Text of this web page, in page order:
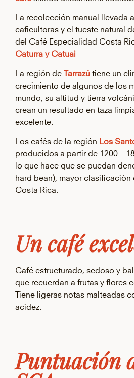
La recolección manual llevada
caficultoras y el tueste natural
del Café Especialidad Costa
Caturra y Catuai
La región de Tarrazú tiene un
crecimiento de algunos de los
mundo, su altitud y tierra
crean un resultado en taza
excelente.
Los cafés de la región Los
producidos a partir de 1200 –
lo que hace que se puedan
hard bean), mayor clasificación
Costa Rica.
Un café
Café estructurado, sedoso y
que recuerdan a frutas y flores
Tiene ligeras notas malteadas
acidez.
Puntuación